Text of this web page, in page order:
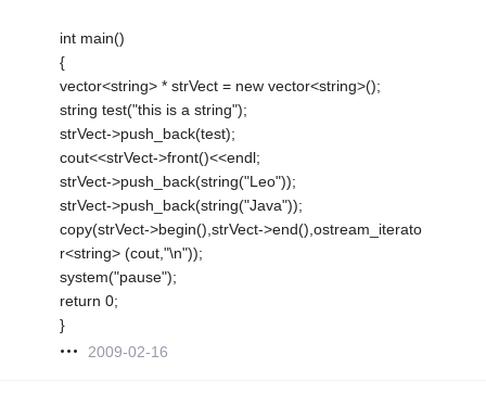
int main()
{
vector<string> * strVect = new vector<string>();
string test("this is a string");
strVect->push_back(test);
cout<<strVect->front()<<endl;
strVect->push_back(string("Leo"));
strVect->push_back(string("Java"));
copy(strVect->begin(),strVect->end(),ostream_iterato
r<string> (cout,"\n"));
system("pause");
return 0;
}
2009-02-16